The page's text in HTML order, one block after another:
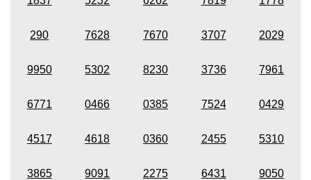
290 7628 7670 3707 2029
9950 5302 8230 3736 7961
6771 0466 0385 7524 0429
4517 4618 0360 2455 5310
3865 9091 2275 6431 9050